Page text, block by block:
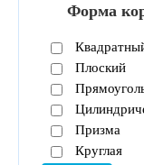
Форма
Плоский
Призма
Круглая